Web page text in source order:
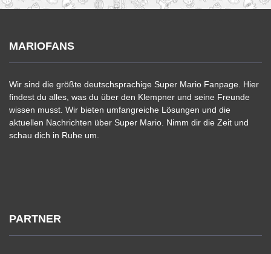
MARIOFANS
Wir sind die größte deutschsprachige Super Mario Fanpage. Hier
findest du alles, was du über den Klempner und seine Freunde
wissen musst. Wir bieten umfangreiche Lösungen und die
aktuellen Nachrichten über Super Mario. Nimm dir die Zeit und
schau dich in Ruhe um.
PARTNER